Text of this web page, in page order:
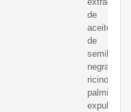
de
aceite
de
semilla
negra,
ricino,
palmiste,
expulsor